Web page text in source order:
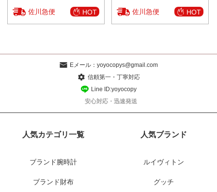
佐川急便 HOT 佐川急便 HOT
Eメール： yoyocopys@gmail.com
信頼第一・丁寧対応
Line ID:yoyocopy
安心対応・迅速発送
人気カテゴリ一覧
ブランド腕時計
ブランド財布
人気ブランド
ルイヴィトン
グッチ